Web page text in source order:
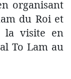
organisant
du Roi et
la visite en
To Lam au